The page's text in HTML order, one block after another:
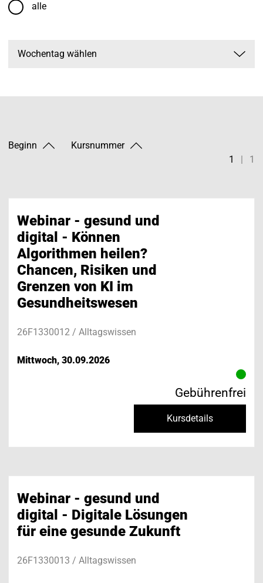
alle
Beginn
Kursnummer
1
| 1
Webinar - gesund und
digital - Können
Algorithmen heilen?
Chancen, Risiken und
Grenzen von KI im
Gesundheitswesen
26F1330012 / Alltagswissen
Mittwoch, 30.09.2026
Gebührenfrei
Kursdetails
Webinar - gesund und
digital - Digitale Lösungen
für eine gesunde Zukunft
26F1330013 / Alltagswissen